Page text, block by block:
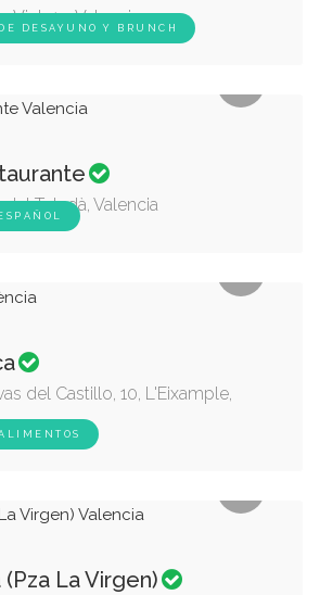
DESAYUNO Y BRUNCH
Vich 15, Valencia
del Toledà, Valencia
del Castillo, 10, L'Eixample,
(Pza La Virgen)